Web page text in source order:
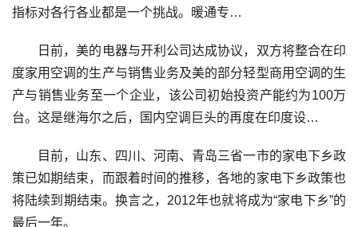
指标对各行各业都是一个挑战。暖通专…
日前，美的电器与开利公司达成协议，双方将整合在印
度家用空调的生产与销售业务及美的部分轻型商用空调的生
产与销售业务至一个企业，该公司初始投资产能约为100万
台。这是继海尔之后，国内空调巨头的再度在印度设…
目前，山东、四川、河南、青岛三省一市的家电下乡政
策已如期结束，而跟着时间的推移，各地的家电下乡政策也
将陆续到期结束。换言之，2012年也就将成为“家电下乡”的
最后一年。